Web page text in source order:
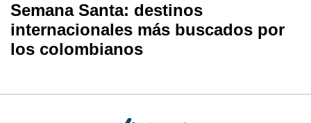
Semana Santa: destinos
internacionales más buscados por
los colombianos